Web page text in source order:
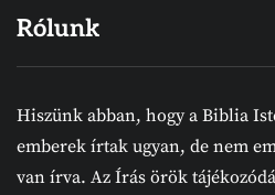
Rólunk
Hiszünk abban, hogy a Biblia
emberek írtak ugyan, de nem
van írva. Az Írás örök